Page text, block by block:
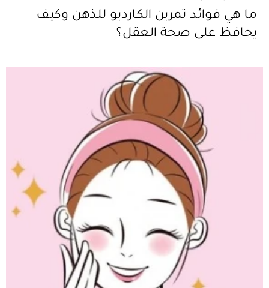
ما هي فوائد تمرين الكارديو للذهن وكيف
يحافظ على صحة العقل؟